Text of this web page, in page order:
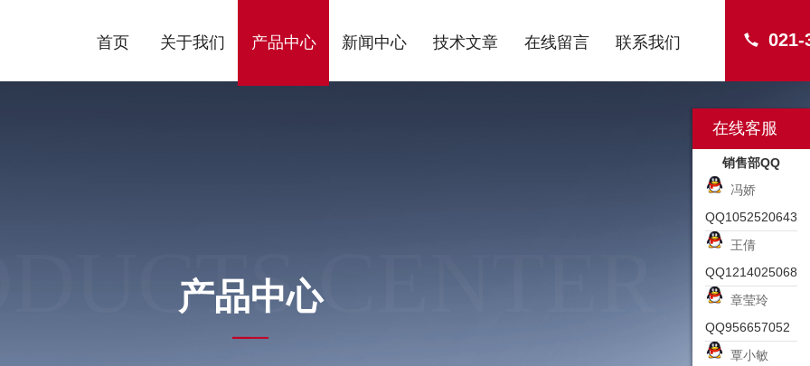
021-
首页 关于我们 产品中心 新闻中心 技术文章 在线留言 联系我们
CENTER
产品中心
在线客服
销售部QQ
冯娇
QQ1052520643
王倩
QQ1214025068
章莹玲
QQ956657052
覃小敏